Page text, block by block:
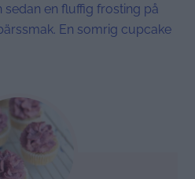
en fluffig frosting på
En somrig cupcake